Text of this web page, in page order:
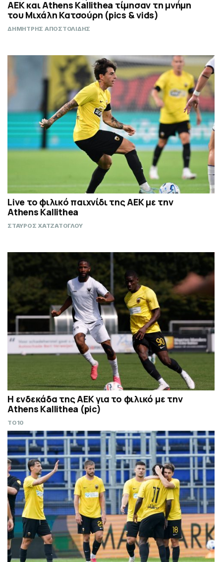
ΑΕΚ και Athens Kallithea τίμησαν τη μνήμη
του Μιχάλη Κατσούρη (pics & vids)
ΔΗΜΗΤΡΗΣ ΑΠΟΣΤΟΛΙΔΗΣ
Live το φιλικό παιχνίδι της ΑΕΚ με την
Athens Kallithea
ΣΤΑΥΡΟΣ ΧΑΤΖΑΤΟΓΛΟΥ
Η ενδεκάδα της ΑΕΚ για το φιλικό με την
Athens Kallithea (pic)
TO10